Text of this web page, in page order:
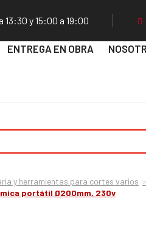
13:30 y 15:00 a 19:00
ENTREGA EN OBRA
y herramientas para cortes varios
portátil Ø200mm, 230v